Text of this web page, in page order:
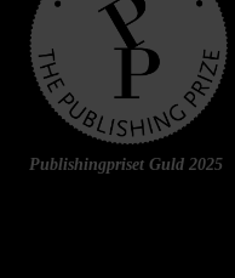
Publishingpriset Guld 2025